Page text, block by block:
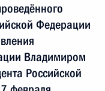
Федерации
Владимиром
Российской